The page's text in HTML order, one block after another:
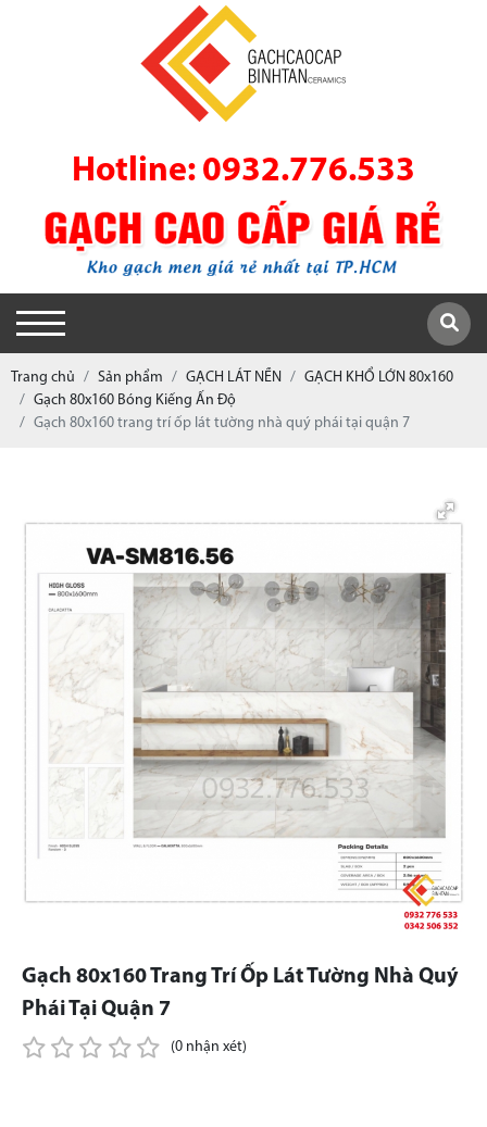
Hotline: 0932.776.533
Trang chủ Sản phẩm GẠCH LÁT NỀN
GẠCH KHỔ LỚN 80x160
Gạch 80x160 Bóng Kiếng Ấn Độ
Gạch 80x160 trang trí ốp lát tường nhà quý phái tại quận 7
Gạch 80x160 Trang Trí Ốp Lát Tường Nhà Quý
Phái Tại Quận 7
(0 nhận xét)